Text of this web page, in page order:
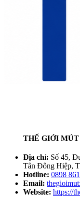
THẾ GIỚI MÚT
Địa chỉ: Số 45,
Tân Đông Hiệp,
Hotline: 0898
Email:
Website: https://